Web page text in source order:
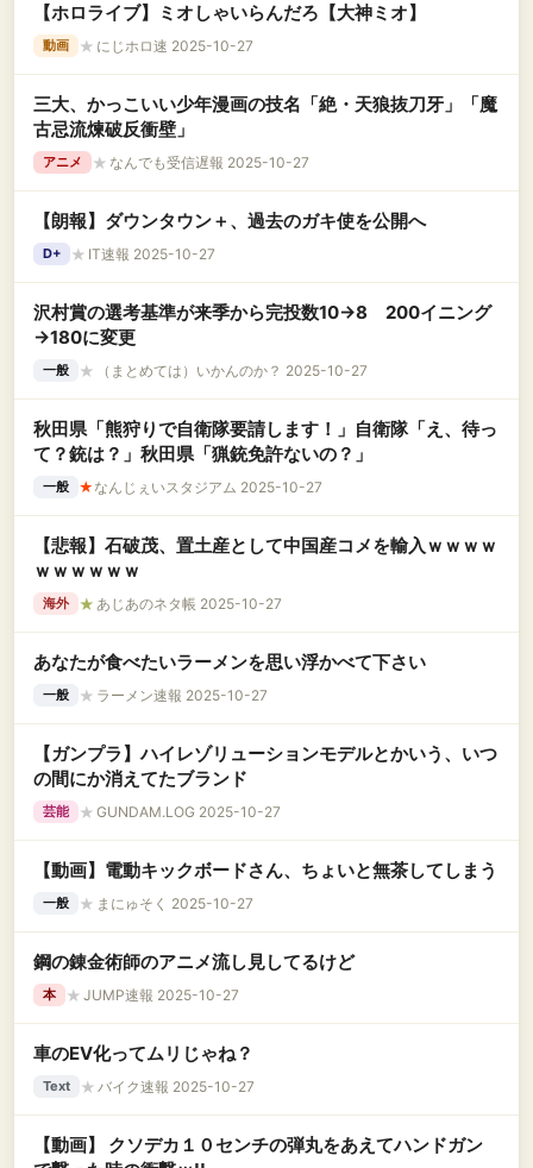
【ホロライブ】ミオしゃいらんだろ【大神ミオ】
動画 ★ にじホロ速 2025-10-27
三大、かっこいい少年漫画の技名「絶・天狼抜刀牙」「魔
古忌流煉破反衝壁」
アニメ ★ なんでも受信遅報 2025-10-27
【朗報】ダウンタウン＋、過去のガキ使を公開へ
D+ ★ IT速報 2025-10-27
沢村賞の選考基準が来季から完投数10→8 200イニング
→180に変更
一般 ★ （まとめては）いかんのか？ 2025-10-27
秋田県「熊狩りで自衛隊要請します！」自衛隊「え、待っ
て？銃は？」秋田県「猟銃免許ないの？」
一般 ★ なんじぇいスタジアム 2025-10-27
【悲報】石破茂、置土産として中国産コメを輸入ｗｗｗｗ
ｗｗｗｗｗｗ
海外 ★ あじあのネタ帳 2025-10-27
あなたが食べたいラーメンを思い浮かべて下さい
一般 ★ ラーメン速報 2025-10-27
【ガンプラ】ハイレゾリューションモデルとかいう、いつ
の間にか消えてたブランド
芸能 ★ GUNDAM.LOG 2025-10-27
【動画】電動キックボードさん、ちょいと無茶してしまう
一般 ★ まにゅそく 2025-10-27
鋼の錬金術師のアニメ流し見してるけど
本 ★ JUMP速報 2025-10-27
車のEV化ってムリじゃね？
Text ★ バイク速報 2025-10-27
【動画】 クソデカ１０センチの弾丸をあえてハンドガン